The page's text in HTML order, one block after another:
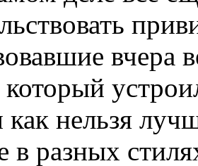
вчера
который
нельзя
в разных